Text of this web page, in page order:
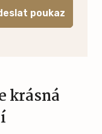
poukaz
krásná